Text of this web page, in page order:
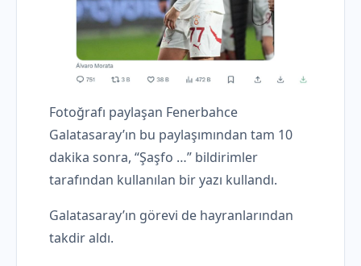
Fotoğrafı paylaşan Fenerbahce
Galatasaray’ın bu paylaşımından tam 10
dakika sonra, “Şaşfo …” bildirimler
tarafından kullanılan bir yazı kullandı.
Galatasaray’ın görevi de hayranlarından
takdir aldı.